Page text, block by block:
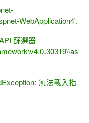
WebApplication4'.
篩選器
無法載入指